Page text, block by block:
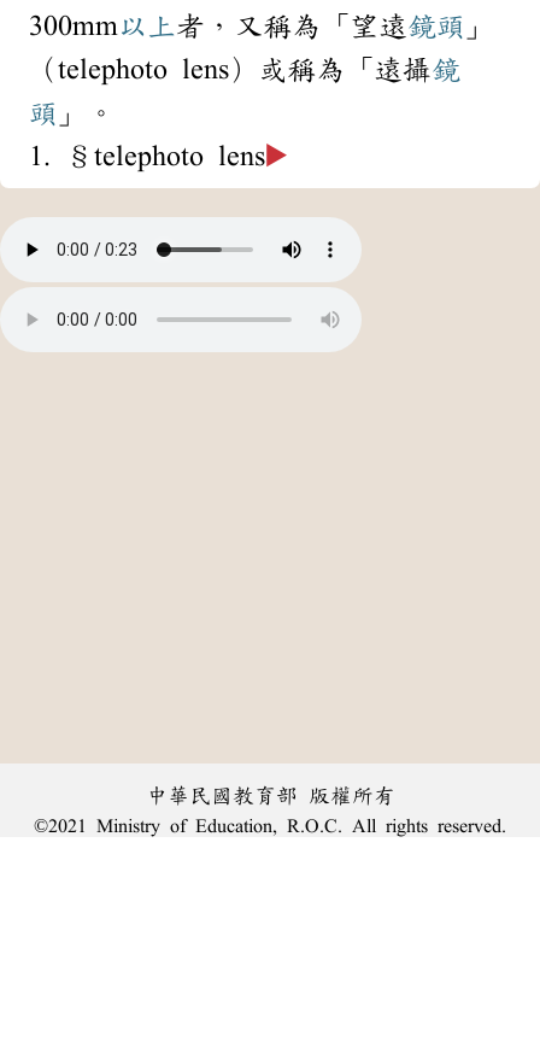
300mm以上者，又稱為「望遠鏡頭 」
（telephoto lens）或稱為「遠攝鏡
頭 」。
1. §telephoto lens▶️
中華民國教育部 版權所有
©2021 Ministry of Education, R.O.C. All rights reserved.